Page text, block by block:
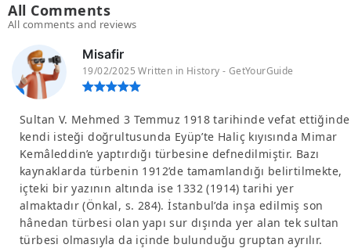
All Comments
All comments and reviews
Misafir
19/02/2025 Written in History - GetYourGuide
Sultan V. Mehmed 3 Temmuz 1918 tarihinde vefat ettiğinde
kendi isteği doğrultusunda Eyüp’te Haliç kıyısında Mimar
Kemâleddin’e yaptırdığı türbesine defnedilmiştir. Bazı
kaynaklarda türbenin 1912’de tamamlandığı belirtilmekte,
içteki bir yazının altında ise 1332 (1914) tarihi yer
almaktadır (Önkal, s. 284). İstanbul’da inşa edilmiş son
hânedan türbesi olan yapı sur dışında yer alan tek sultan
türbesi olmasıyla da içinde bulunduğu gruptan ayrılır.